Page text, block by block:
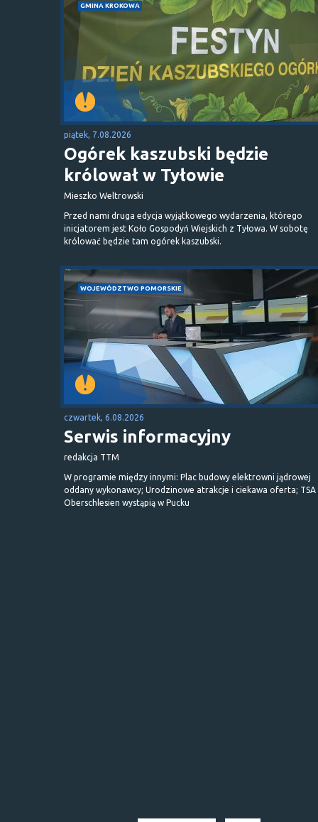
GMINA KROKOWA
piątek, 7.08.2026
Ogórek kaszubski będzie
królował w Tyłowie
Mieszko Weltrowski
Przed nami druga edycja wyjątkowego wydarzenia, którego
inicjatorem jest Koło Gospodyń Wiejskich z Tyłowa. W sobotę
królować będzie tam ogórek kaszubski.
WOJEWÓDZTWO POMORSKIE
czwartek, 6.08.2026
Serwis informacyjny
redakcja TTM
W programie między innymi: Plac budowy elektrowni jądrowej
oddany wykonawcy; Urodzinowe atrakcje i ciekawa oferta; TSA
Oberschlesien wystąpią w Pucku